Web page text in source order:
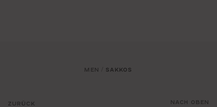
ZURÜCK
MEN SAKKOS
NACH OBEN